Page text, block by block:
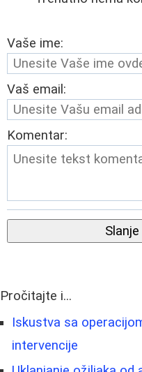
Vaše ime:
Vaš email:
Komentar:
Pročitajte i...
Iskustva sa
intervencije